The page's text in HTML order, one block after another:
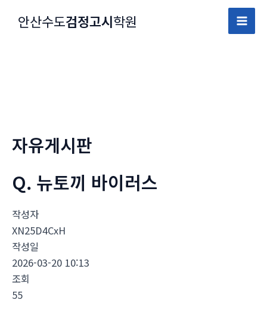
안산수도검정고시학원
Main
자유게시판
Q. 뉴토끼 바이러스
작성자
XN25D4CxH
작성일
2026-03-20 10:13
조회
55